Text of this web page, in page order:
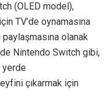
(OLED model),
TV’de oynamasına
paylaşmasına olanak
Nintendo Switch gibi,
yerde
çıkarmak için